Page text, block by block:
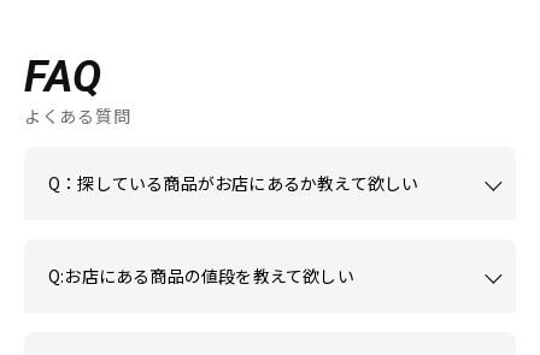
FAQ
よくある質問
Q：探している商品がお店にあるか教えて欲しい
Q:お店にある商品の値段を教えて欲しい